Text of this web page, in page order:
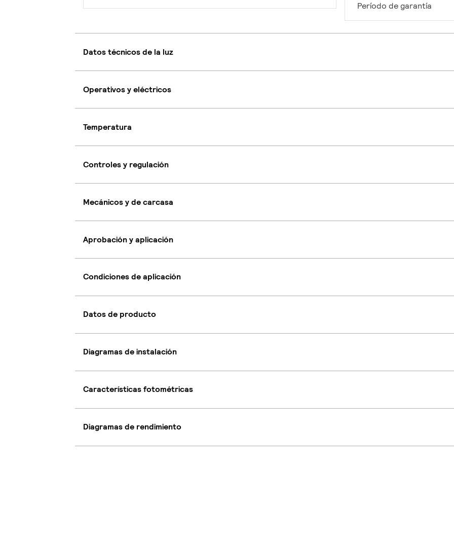
Período de garantía
Datos técnicos de la luz
Operativos y eléctricos
Temperatura
Controles y regulación
Mecánicos y de carcasa
Aprobación y aplicación
Condiciones de aplicación
Datos de producto
Diagramas de instalación
Características fotométricas
Diagramas de rendimiento